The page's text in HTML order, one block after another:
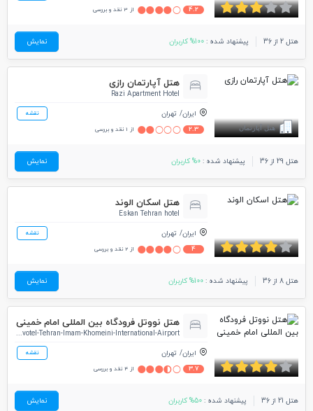
4.2 از 3 نقد و بررسی
هتل 2 از 36 پیشنهاد شده : 100% کاربران نمایش
هتل آپارتمان رازی
Razi Apartment Hotel
ایران تهران نقشه
2.3 از 1 نقد و بررسی
هتل 29 از 36 پیشنهاد شده : 0% کاربران نمایش
هتل اسکان الوند
Eskan Tehran hotel
ایران تهران نقشه
4 از 2 نقد و بررسی
هتل 8 از 36 پیشنهاد شده : 100% کاربران نمایش
هتل نووتل فرودگاه بین المللی امام خمینی
Novotel-Tehran-Imam-Khomeini-International-Airport
ایران تهران نقشه
3.7 از 4 نقد و بررسی
هتل 21 از 36 پیشنهاد شده : 50% کاربران نمایش